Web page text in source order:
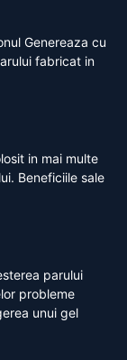
Genereaza cu
fabricat in
in mai multe
Beneficiile sale
parului
probleme
unui gel